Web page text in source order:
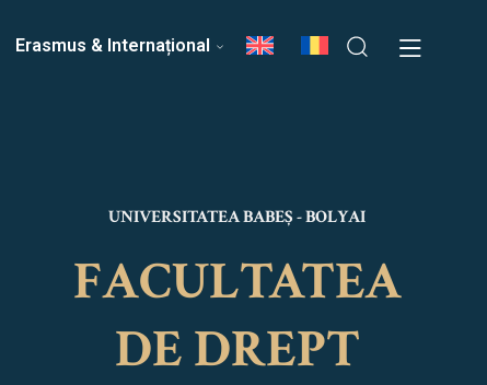
Echipa Facultății
Erasmus & Internațional
UNIVERSITATEA BABEȘ - BOLYAI
FACULTATEA
DE DREPT